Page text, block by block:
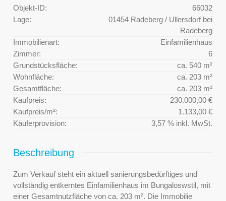
Objekt-ID:
66032
Lage:
01454 Radeberg / Ullersdorf bei
Radeberg
Immobilienart:
Einfamilienhaus
Zimmer:
6
Grundstücksfläche:
ca. 540 m²
Wohnfläche:
ca. 203 m²
Gesamtfläche:
ca. 203 m²
Kaufpreis:
230.000,00 €
Kaufpreis/m²:
1.133,00 €
Käuferprovision:
3,57 % inkl. MwSt.
Beschreibung
Zum Verkauf steht ein aktuell sanierungsbedürftiges und
vollständig entkerntes Einfamilienhaus im Bungaloswstil, mit
einer Gesamtnutzfläche von ca. 203 m². Die Immobilie